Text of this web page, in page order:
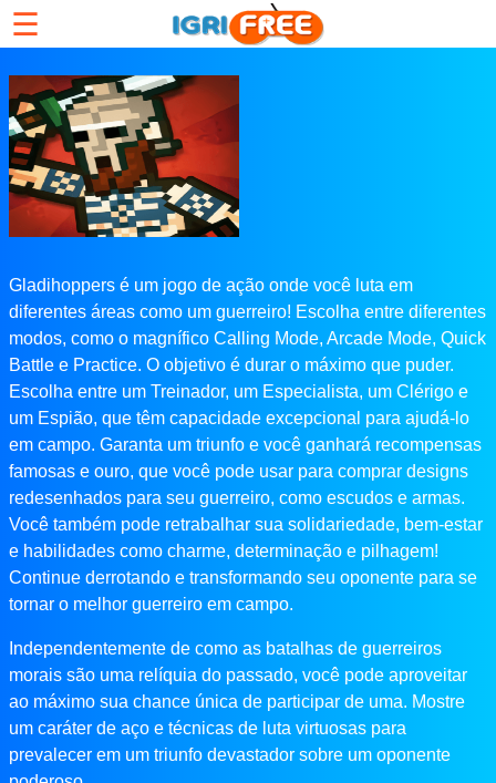
☰
Gladihoppers é um jogo de ação onde você luta em
diferentes áreas como um guerreiro! Escolha entre diferentes
modos, como o magnífico Calling Mode, Arcade Mode, Quick
Battle e Practice. O objetivo é durar o máximo que puder.
Escolha entre um Treinador, um Especialista, um Clérigo e
um Espião, que têm capacidade excepcional para ajudá-lo
em campo. Garanta um triunfo e você ganhará recompensas
famosas e ouro, que você pode usar para comprar designs
redesenhados para seu guerreiro, como escudos e armas.
Você também pode retrabalhar sua solidariedade, bem-estar
e habilidades como charme, determinação e pilhagem!
Continue derrotando e transformando seu oponente para se
tornar o melhor guerreiro em campo.
Independentemente de como as batalhas de guerreiros
morais são uma relíquia do passado, você pode aproveitar
ao máximo sua chance única de participar de uma. Mostre
um caráter de aço e técnicas de luta virtuosas para
prevalecer em um triunfo devastador sobre um oponente